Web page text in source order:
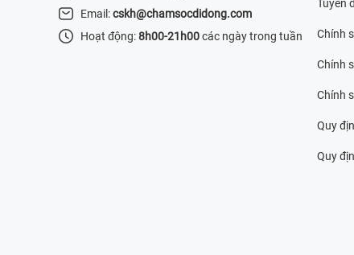
Email:cskh@chamsocdidong.com
Hoạt động:8h00-21h00các ngày trong tuần
Tuyển
Chính
Chính
Chính
Quy
Quy